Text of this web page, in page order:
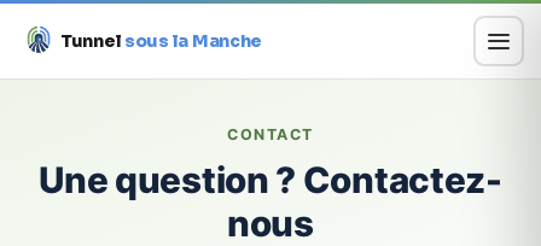
Tunnel sous la Manche
CONTACT
Une question ? Contactez-
nous